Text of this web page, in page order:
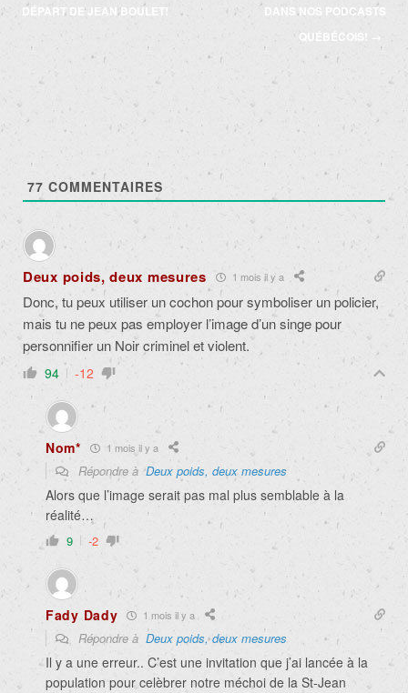
des
DÉPART DE JEAN BOULET!
DANS NOS PODCASTS
QUÉBÉCOIS!
→
77 COMMENTAIRES
Deux poids, deux mesures 1 mois il y a
Donc, tu peux utiliser un cochon pour symboliser un policier,
mais tu ne peux pas employer l’image d’un singe pour
personnifier un Noir criminel et violent.
94 -12
Nom* 1 mois il y a
Répondre àDeux poids, deux mesures
Alors que l’image serait pas mal plus semblable à la
réalité…
9 -2
Fady Dady 1 mois il y a
Répondre à Deux poids, deux mesures
Il y a une erreur.. C’est une invitation que j’ai lancée à la
population pour celèbrer notre méchoi de la St-Jean